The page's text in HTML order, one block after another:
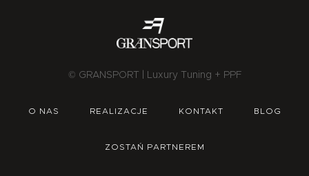
© GRANSPORT | Luxury Tuning + PPF
O NAS REALIZACJE KONTAKT BLOG
ZOSTAŃ PARTNEREM